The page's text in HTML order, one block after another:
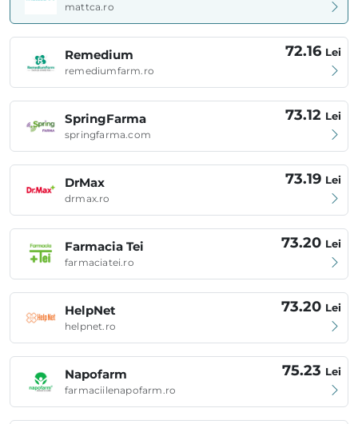
mattca.ro
Remedium
remediumfarm.ro
72.16 Lei
SpringFarma
springfarma.com
73.12 Lei
DrMax
drmax.ro
73.19 Lei
Farmacia Tei
farmaciatei.ro
73.20 Lei
HelpNet
helpnet.ro
73.20 Lei
Napofarm
farmaciilenapofarm.ro
75.23 Lei